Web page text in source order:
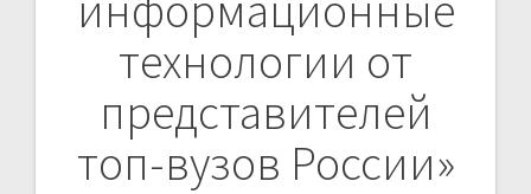
технологии от
представителей
топ-вузов России»